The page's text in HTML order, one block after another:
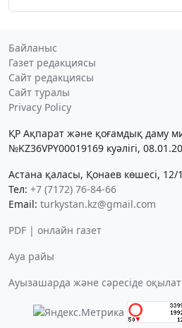
Байланыс
Газет редакциясы
Сайт редакциясы
Сайт туралы
Privacy Policy
ҚР Ақпарат және қоғамдық даму
№KZ36VPY00019169 куәлігі,
Астана қаласы, Қонаев көшесі, 12/1
Тел: +7 (7172) 76-84-66
Email: turkystan.kz@gmail.com
PDF | онлайн газет
Ауа райы
Ауызашарда және сәресіде